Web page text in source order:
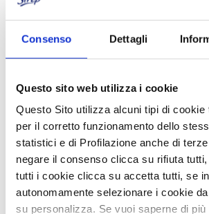
Consenso Dettagli
Questo sito web utilizza i cookie
Questo Sito utilizza alcuni tipi di
per il corretto funzionamento dello
statistici e di Profilazione anche di
negare il consenso clicca su rifiuta
tutti i cookie clicca su accetta tutti, se
autonomamente selezionare i cookie
su personalizza. Se vuoi saperne di più
STRISCE PER
MORBIDO TESSUTO
PROFESSIONAL